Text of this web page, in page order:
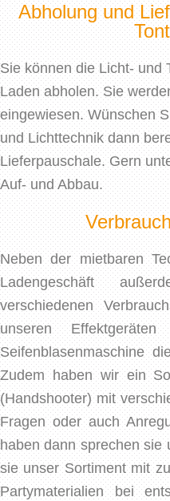
Abholung und
Sie können die Licht- und
Laden abholen. Sie
eingewiesen. Wünschen
und Lichttechnik dann
Lieferpauschale. Gern
Auf- und Abbau.
Neben der mietbaren
Ladengeschäft
verschiedenen
unseren
Seifenblasenmaschine
Zudem haben wir ein
(Handshooter) mit
Fragen oder auch
haben dann sprechen sie
sie unser Sortiment mit
Partymaterialien bei